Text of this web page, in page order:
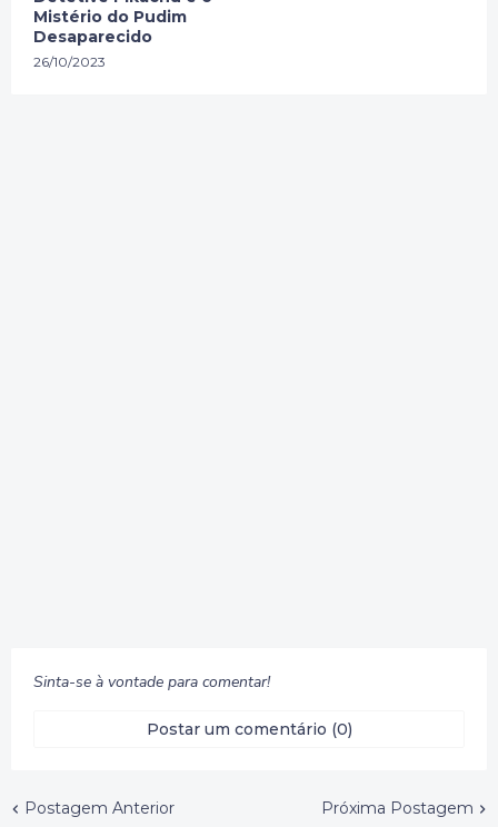
Mistério do Pudim
Desaparecido
26/10/2023
Sinta-se à vontade para comentar!
Postar um comentário (0)
Postagem Anterior Próxima Postagem